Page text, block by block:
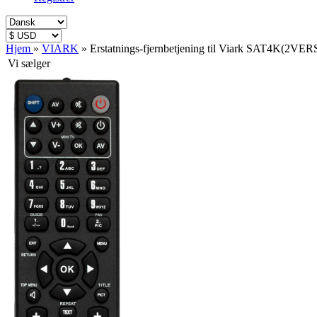
Hjem » VIARK » Erstatnings-fjernbetjening til Viark
Vi sælger